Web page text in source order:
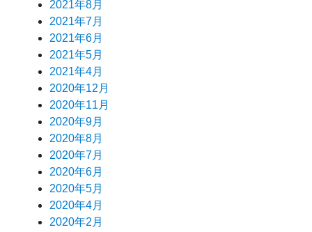
2021年8月
2021年7月
2021年6月
2021年5月
2021年4月
2020年12月
2020年11月
2020年9月
2020年8月
2020年7月
2020年6月
2020年5月
2020年4月
2020年2月